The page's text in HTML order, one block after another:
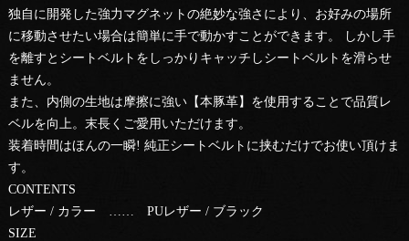
独自に開発した強力マグネットの絶妙な強さにより、お好みの場所
に移動させたい場合は簡単に手で動かすことができます。 しかし手
を離すとシートベルトをしっかりキャッチしシートベルトを滑らせ
ません。
また、内側の生地は摩擦に強い【本豚革】を使用することで品質レ
ベルを向上。末長くご愛用いただけます。
装着時間はほんの一瞬! 純正シートベルトに挟むだけでお使い頂けま
す。
CONTENTS
レザー / カラー …… PUレザー / ブラック
SIZE